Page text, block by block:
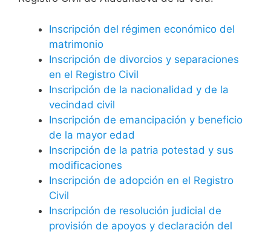
Inscripción del régimen económico del
matrimonio
Inscripción de divorcios y separaciones
en el Registro Civil
Inscripción de la nacionalidad y de la
vecindad civil
Inscripción de emancipación y beneficio
de la mayor edad
Inscripción de la patria potestad y sus
modificaciones
Inscripción de adopción en el Registro
Civil
Inscripción de resolución judicial de
provisión de apoyos y declaración del